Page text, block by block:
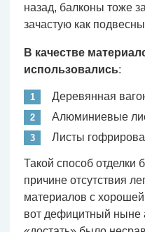
назад, балконы тоже
зачастую как
В качестве
использовались:
Деревянная
Алюминиевые
Листы
Такой способ
причине отсутствия
материалов с
вот дефицитный